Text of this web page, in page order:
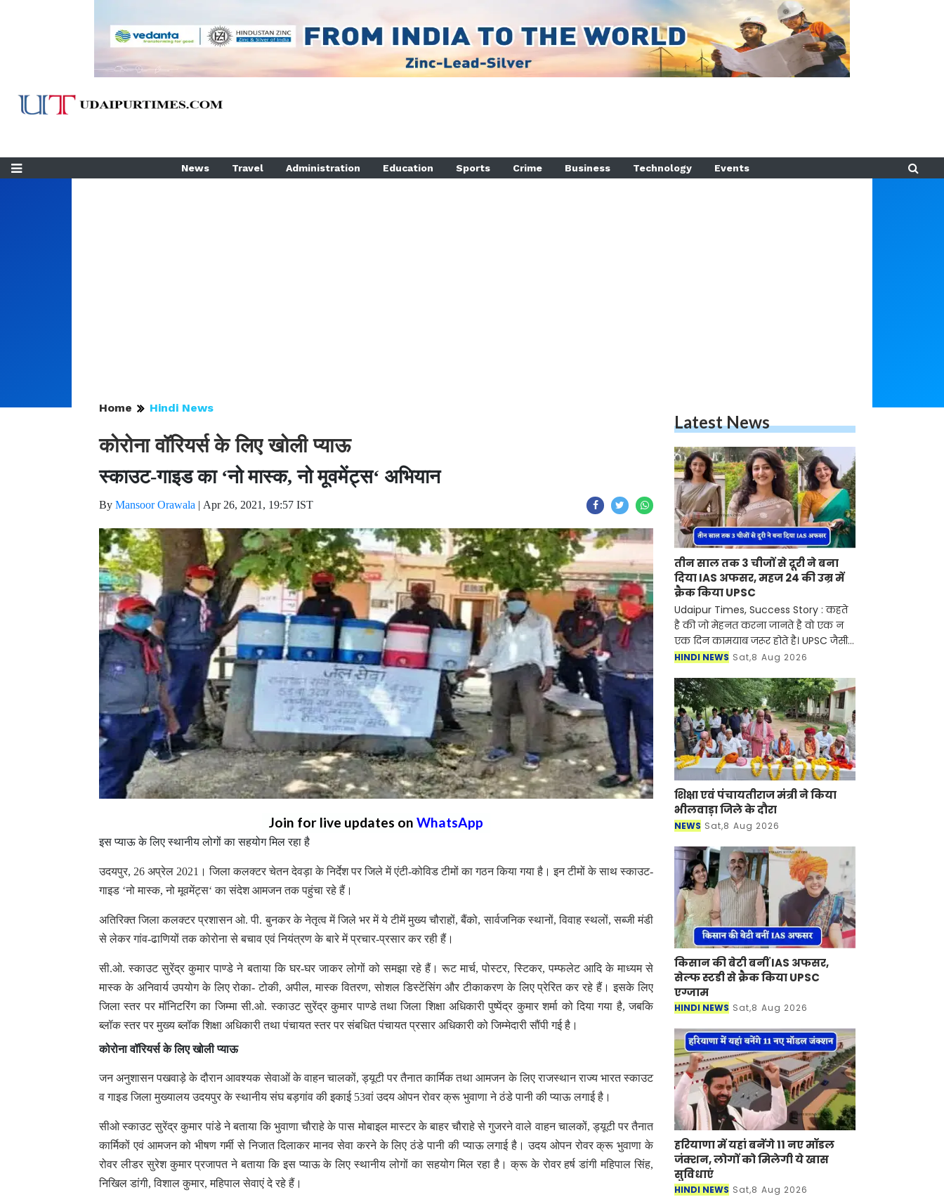
News Travel Administration Education Sports Crime Business Technology Events
Home Hindi News
कोरोना वॉरियर्स के लिए खोली प्याऊ
स्काउट-गाइड का ‘नो मास्क, नो मूवमेंट्स‘ अभियान
By Mansoor Orawala | Apr 26, 2021, 19:57 IST
Join for live updates on WhatsApp
इस प्याऊ के लिए स्थानीय लोगों का सहयोग मिल रहा है
उदयपुर, 26 अप्रेल 2021। जिला कलक्टर चेतन देवड़ा के निर्देश पर जिले में एंटी-कोविड टीमों का गठन किया गया है। इन टीमों के साथ स्काउट-
गाइड ‘नो मास्क, नो मूवमेंट्स‘ का संदेश आमजन तक पहुंचा रहे हैं।
अतिरिक्त जिला कलक्टर प्रशासन ओ. पी. बुनकर के नेतृत्व में जिले भर में ये टीमें मुख्य चौराहों, बैंको, सार्वजनिक स्थानों, विवाह स्थलों, सब्जी मंडी
से लेकर गांव-ढाणियों तक कोरोना से बचाव एवं नियंत्रण के बारे में प्रचार-प्रसार कर रही हैं।
सी.ओ. स्काउट सुरेंद्र कुमार पाण्डे ने बताया कि घर-घर जाकर लोगों को समझा रहे हैं। रूट मार्च, पोस्टर, स्टिकर, पम्फलेट आदि के माध्यम से
मास्क के अनिवार्य उपयोग के लिए रोका- टोकी, अपील, मास्क वितरण, सोशल डिस्टेंसिंग और टीकाकरण के लिए प्रेरित कर रहे हैं। इसके लिए
जिला स्तर पर मॉनिटरिंग का जिम्मा सी.ओ. स्काउट सुरेंद्र कुमार पाण्डे तथा जिला शिक्षा अधिकारी पुष्पेंद्र कुमार शर्मा को दिया गया है, जबकि
ब्लॉक स्तर पर मुख्य ब्लॉक शिक्षा अधिकारी तथा पंचायत स्तर पर संबधित पंचायत प्रसार अधिकारी को जिम्मेदारी सौंपी गई है।
कोरोना वॉरियर्स के लिए खोली प्याऊ
जन अनुशासन पखवाड़े के दौरान आवश्यक सेवाओं के वाहन चालकों, ड्यूटी पर तैनात कार्मिक तथा आमजन के लिए राजस्थान राज्य भारत स्काउट
व गाइड जिला मुख्यालय उदयपुर के स्थानीय संघ बड़गांव की इकाई 53वां उदय ओपन रोवर क्रू भुवाणा ने ठंडे पानी की प्याऊ लगाई है।
सीओ स्काउट सुरेंद्र कुमार पांडे ने बताया कि भुवाणा चौराहे के पास मोबाइल मास्टर के बाहर चौराहे से गुजरने वाले वाहन चालकों, ड्यूटी पर तैनात
कार्मिकों एवं आमजन को भीषण गर्मी से निजात दिलाकर मानव सेवा करने के लिए ठंडे पानी की प्याऊ लगाई है। उदय ओपन रोवर क्रू भुवाणा के
रोवर लीडर सुरेश कुमार प्रजापत ने बताया कि इस प्याऊ के लिए स्थानीय लोगों का सहयोग मिल रहा है। क्रू के रोवर हर्ष डांगी महिपाल सिंह,
निखिल डांगी, विशाल कुमार, महिपाल सेवाएं दे रहे हैं।
Latest News
तीन साल तक 3 चीजों से दूरी ने बना
दिया IAS अफसर, महज 24 की उम्र में
क्रैक किया UPSC
Udaipur Times, Success Story : कहते
है की जो मेहनत करना जानते है वो एक न
एक दिन कामयाब जरूर होते है। UPSC जैसी
कठिन परीक्षा में सफलता हासिल करने
यंगेस्ट IAS ऑफिसर
HINDI NEWS Sat,8 Aug 2026
शिक्षा एवं पंचायतीराज मंत्री ने किया
भीलवाड़ा जिले के दौरा
NEWS Sat,8 Aug 2026
किसान की बेटी बनीं IAS अफसर,
सेल्फ स्टडी से क्रैक किया UPSC
एग्जाम ​​​​​​​
HINDI NEWS Sat,8 Aug 2026
हरियाणा में यहां बनेंगे 11 नए मॉडल
जंक्शन, लोगों को मिलेगी ये खास
सुविधाएं
HINDI NEWS Sat,8 Aug 2026